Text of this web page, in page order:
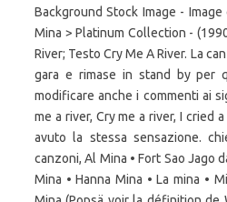
Background Stock Image -
Mina > Platinum Collection -
River; Testo Cry Me A River. La
gara e rimase in stand by per